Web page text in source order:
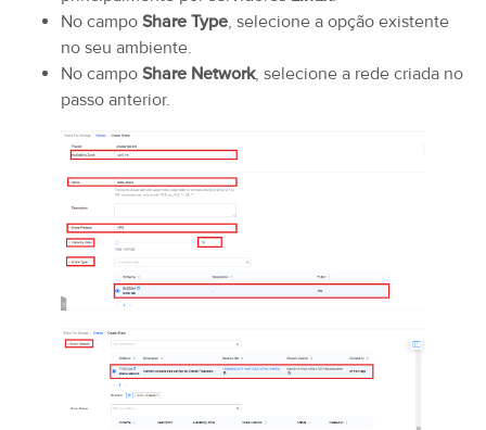
No campo Share Type, selecione a opção existente
no seu ambiente.
No campo Share Network, selecione a rede criada no
passo anterior.